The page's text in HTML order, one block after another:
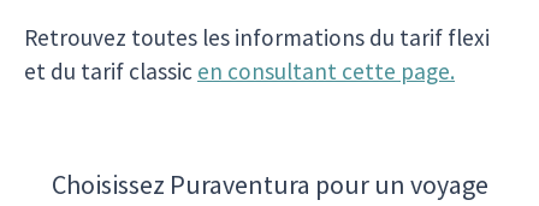
Retrouvez toutes les informations du tarif flexi
et du tarif classic en consultant cette page.
Choisissez Puraventura pour un voyage